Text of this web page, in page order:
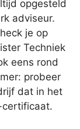
opgesteld
adviseur.
je op
Techniek
eens rond
probeer
dat in het